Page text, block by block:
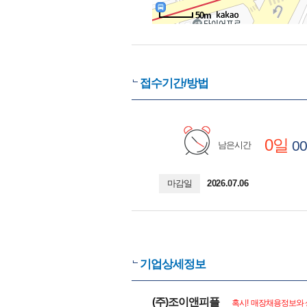
50m
접수기간/방법
남은시간 0일
마감일 2026.07.06
기업상세정보
(주)조이앤피플 혹시! 매장채용정보와